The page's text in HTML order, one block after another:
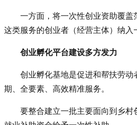
一方面，将一次性创业资助覆
这类服务的创业者（经营主体）纳入
创业孵化平台建设多方发力
创业孵化基地是促进和帮扶劳动
期、全要素、高效精准服务。
要整合建立一批主要面向到乡